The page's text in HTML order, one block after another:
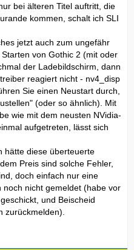
bei älteren Titel auftritt, die
kommen, schalt ich SLI
jetzt auch zum ungefähr
von Gothic 2 (mit oder
der Ladebildschirm, dann
reagiert nicht - nv4_disp
Sie einen Neustart durch,
(oder so ähnlich). Mit
wie mit dem neusten NVidia-
aufgetreten, lässt sich
hätte diese überteuerte
Preis sind solche Fehler,
doch einfach nur eine
nicht gemeldet (habe vor
und Beischeid
zurückmelden).